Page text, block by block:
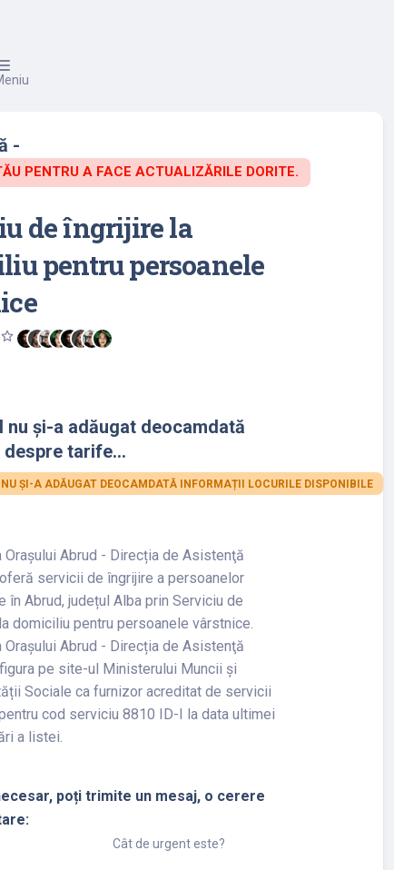
-
PENTRU A FACE ACTUALIZĂRILE DORITE.
de îngrijire la
pentru persoanele
star_outline
nu și-a adăugat deocamdată
tarife...
ȘI-A ADĂUGAT DEOCAMDATĂ INFORMAȚII LOCURILE DISPONIBILE
Orașului Abrud - Direcția de Asistenţă
servicii de îngrijire a persoanelor
în Abrud, județul Alba prin Serviciu de
domiciliu pentru persoanele vârstnice.
Orașului Abrud - Direcția de Asistenţă
pe site-ul Ministerului Muncii și
Sociale ca furnizor acreditat de servicii
cod serviciu 8810 ID-I la data ultimei
a listei.
poți trimite un mesaj, o cerere
Cât de urgent este?